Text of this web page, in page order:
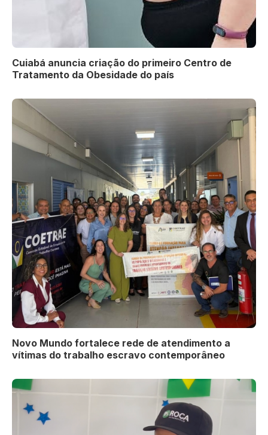
Cuiabá anuncia criação do primeiro Centro de
Tratamento da Obesidade do país
Novo Mundo fortalece rede de atendimento a
vítimas do trabalho escravo contemporâneo